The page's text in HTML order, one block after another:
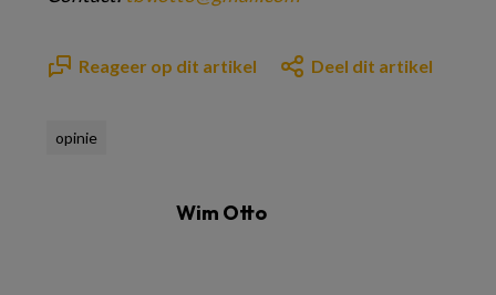
Reageer op dit artikel Deel dit artikel
opinie
Wim Otto